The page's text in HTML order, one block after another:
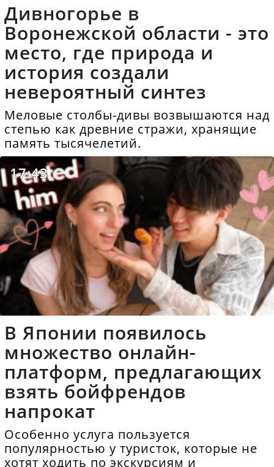
Дивногорье в
Воронежской области - это
место, где природа и
история создали
невероятный синтез
Меловые столбы-дивы возвышаются над
степью как древние стражи, хранящие
память тысячелетий.
17:43
В Японии появилось
множество онлайн-
платформ, предлагающих
взять бойфрендов
напрокат
Особенно услуга пользуется
популярностью у туристок, которые не
хотят ходить по экскурсиям и